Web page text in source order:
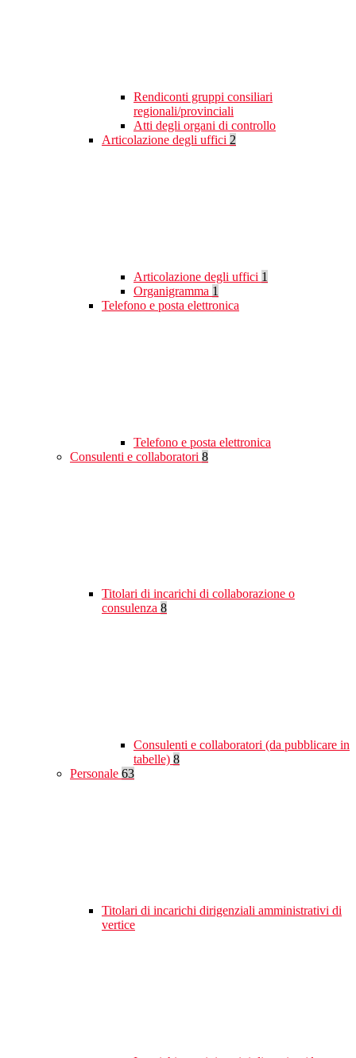
Rendiconti gruppi consiliari
regionali/provinciali
Atti degli organi di controllo
Articolazione degli uffici 2
Articolazione degli uffici 1
Organigramma 1
Telefono e posta elettronica
Telefono e posta elettronica
Consulenti e collaboratori 8
Titolari di incarichi di collaborazione o
consulenza 8
Consulenti e collaboratori (da pubblicare in
tabelle) 8
Personale 63
Titolari di incarichi dirigenziali amministrativi di
vertice